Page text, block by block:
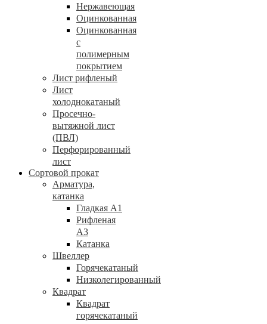
Нержавеющая
Оцинкованная
Оцинкованная
с
полимерным
покрытием
Лист рифленый
Лист
холоднокатаный
Просечно-
вытяжной лист
(ПВЛ)
Перфорированный
лист
Сортовой прокат
Арматура,
катанка
Гладкая А1
Рифленая
А3
Катанка
Швеллер
Горячекатаный
Низколегированный
Квадрат
Квадрат
горячекатаный